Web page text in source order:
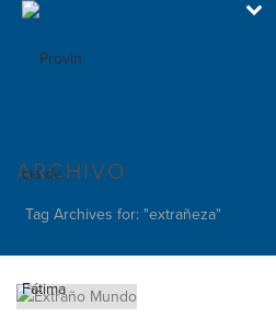
ARCHIVO
Tag Archives for: "extrañeza"